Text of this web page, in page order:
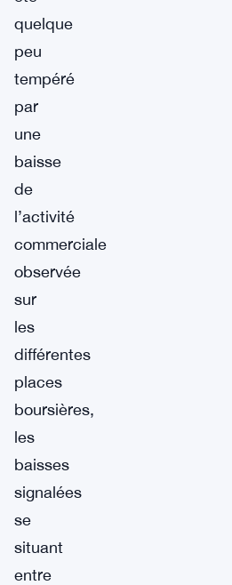
quelque
peu
tempéré
par
une
baisse
de
l’activité
commerciale
observée
sur
les
différentes
places
boursières,
les
baisses
signalées
se
situant
entre